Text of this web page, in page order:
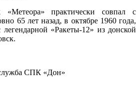
практически совпал с
65 лет назад, в октябре 1960 года,
легендарной «Ракеты-12» из донской
СПК «Дон»